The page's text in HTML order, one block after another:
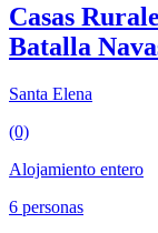
Casas
Batalla
Santa Elena
(0)
Alojamiento entero
6 personas